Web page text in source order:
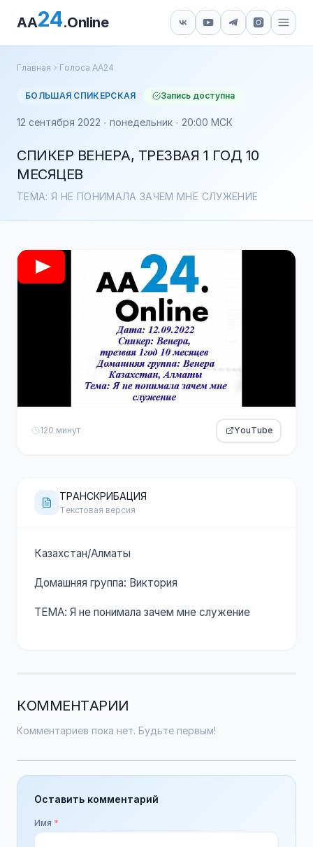
AA24.Online
Главная Голоса АА24
БОЛЬШАЯ СПИКЕРСКАЯ Запись доступна
12 сентября 2022 · понедельник · 20:00 МСК
СПИКЕР ВЕНЕРА, ТРЕЗВАЯ 1 ГОД 10
МЕСЯЦЕВ
ТЕМА: Я НЕ ПОНИМАЛА ЗАЧЕМ МНЕ СЛУЖЕНИЕ
120 минут YouTube
ТРАНСКРИБАЦИЯ
Текстовая версия
Казахстан/Алматы
Домашняя группа: Виктория
ТЕМА: Я не понимала зачем мне служение
КОММЕНТАРИИ
Комментариев пока нет. Будьте первым!
Оставить комментарий
Имя *